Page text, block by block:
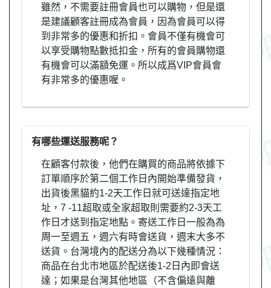
雖然，不需要註冊會員也可以購物，但是還
是建議顧客註冊成為會員，因為會員可以得
到非常多的優惠和折扣。會員不僅有機會可
以享受購物點數抵扣金，所有的會員購物還
有機會可以滿額免運。所以成爲VIP會員會
有非常多的優惠喔。
有哪些運送服務呢？
在顧客付款後，他們在購買的商品將依據下
訂單順序於第二個工作日內開始準備發貨，
出貨後黑貓約1-2天工作日就可送達指定地
址，7 -11超取或全家超取則需要約2-3天工
作日才送到指定地點。寄送工作日一般為為
周一至週五，週六有時會送貨，週末大多不
送貨。台灣境內的配送分為以下幾種情況：
商品在台北市地區於配送後1-2日內即會送
達；如果是台灣其他地區（不含偏遠與離